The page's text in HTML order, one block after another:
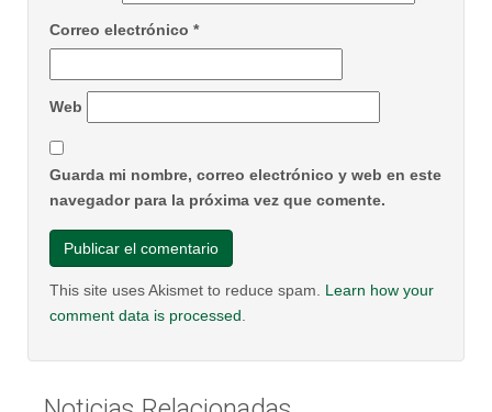
Correo electrónico *
Web
Guarda mi nombre, correo electrónico y web en este
navegador para la próxima vez que comente.
This site uses Akismet to reduce spam. Learn how your
comment data is processed.